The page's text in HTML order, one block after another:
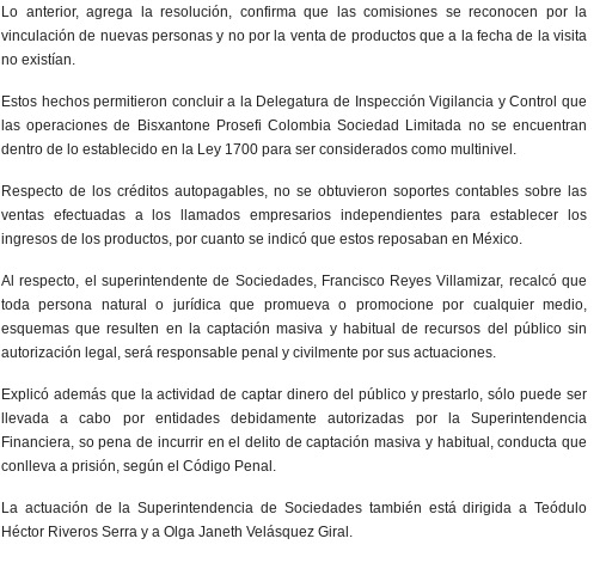
Lo anterior, agrega la resolución, confirma que las comisiones se reconocen por la
vinculación de nuevas personas y no por la venta de productos que a la fecha de la visita
no existían.
Estos hechos permitieron concluir a la Delegatura de Inspección Vigilancia y Control que
las operaciones de Bisxantone Prosefi Colombia Sociedad Limitada no se encuentran
dentro de lo establecido en la Ley 1700 para ser considerados como multinivel.
Respecto de los créditos autopagables, no se obtuvieron soportes contables sobre las
ventas efectuadas a los llamados empresarios independientes para establecer los
ingresos de los productos, por cuanto se indicó que estos reposaban en México.
Al respecto, el superintendente de Sociedades, Francisco Reyes Villamizar, recalcó que
toda persona natural o jurídica que promueva o promocione por cualquier medio,
esquemas que resulten en la captación masiva y habitual de recursos del público sin
autorización legal, será responsable penal y civilmente por sus actuaciones.
Explicó además que la actividad de captar dinero del público y prestarlo, sólo puede ser
llevada a cabo por entidades debidamente autorizadas por la Superintendencia
Financiera, so pena de incurrir en el delito de captación masiva y habitual, conducta que
conlleva a prisión, según el Código Penal.
La actuación de la Superintendencia de Sociedades también está dirigida a Teódulo
Héctor Riveros Serra y a Olga Janeth Velásquez Giral.